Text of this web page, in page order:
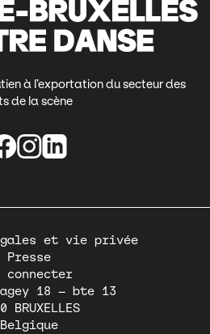
à l’exportation du secteur des
de la scène
et vie privée
Presse
connecter
18 – bte 13
BRUXELLES
Belgique